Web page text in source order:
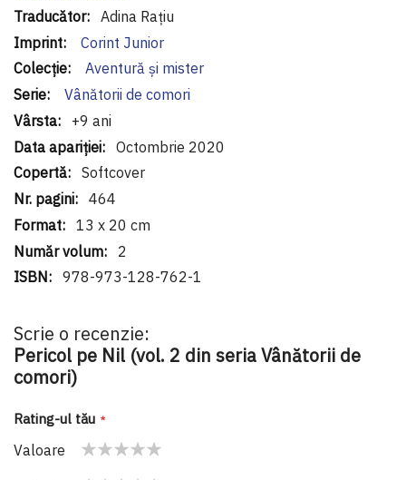
Adina Rațiu
Corint Junior
Aventură și mister
Vânătorii de comori
+9 ani
Octombrie 2020
Softcover
464
13 x 20 cm
2
978-973-128-762-1
Scrie o recenzie:
Pericol pe Nil (vol. 2 din seria Vânătorii de
comori)
Rating-ul tău
Valoare